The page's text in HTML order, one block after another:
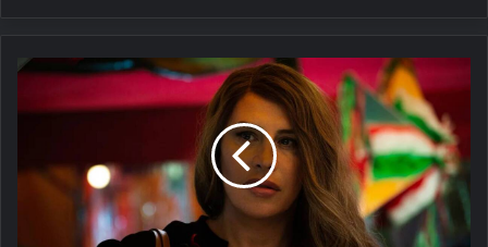
Cesar
sahiplerini